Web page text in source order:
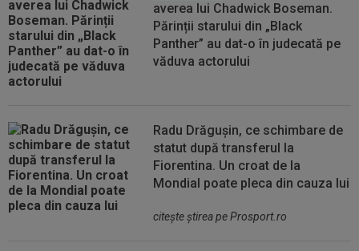
averea lui Chadwick Boseman.
Părinții starului din „Black
Panther” au dat-o în judecată pe
văduva actorului
Radu Drăgușin, ce schimbare de
statut după transferul la
Fiorentina. Un croat de la
Mondial poate pleca din cauza lui
citeşte ştirea pe Prosport.ro